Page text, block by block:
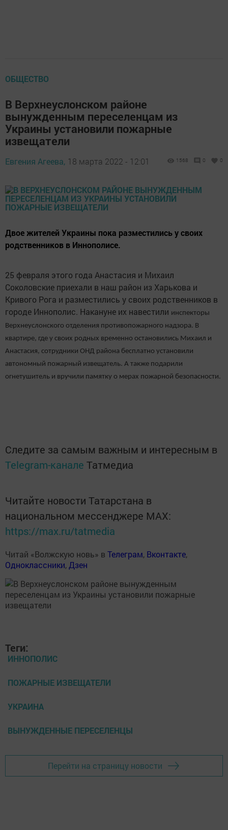
ОБЩЕСТВО
В Верхнеуслонском районе
вынужденным переселенцам из
Украины установили пожарные
извещатели
Евгения Агеева, 18 марта 2022 - 12:01 1568 0 0
Двое жителей Украины пока разместились у своих
родственников в Иннополисе.
25 февраля этого года Анастасия и Михаил
Соколовские приехали в наш район из Харькова и
Кривого Рога и разместились у своих родственников в
городе Иннополис. Накануне их навестили инспекторы
Верхнеуслонского отделения противопожарного надзора. В
квартире, где у своих родных временно остановились Михаил и
Анастасия, сотрудники ОНД района бесплатно установили
автономный пожарный извещатель. А также подарили
огнетушитель и вручили памятку о мерах пожарной безопасности.
Следите за самым важным и интересным в
Telegram-канале Татмедиа
Читайте новости Татарстана в
национальном мессенджере MАХ:
https://max.ru/tatmedia
Читай «Волжскую новь» в Телеграм, Вконтакте,
Одноклассники, Дзен
Теги:
ИННОПОЛИС
ПОЖАРНЫЕ ИЗВЕЩАТЕЛИ
УКРАИНА
ВЫНУЖДЕННЫЕ ПЕРЕСЕЛЕНЦЫ
Перейти на страницу новости